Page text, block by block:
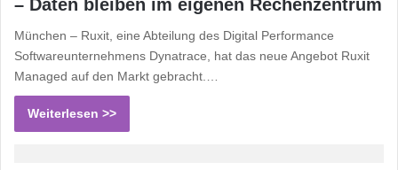
– Daten bleiben im eigenen Rechenzentrum
München – Ruxit, eine Abteilung des Digital Performance
Softwareunternehmens Dynatrace, hat das neue Angebot Ruxit
Managed auf den Markt gebracht.…
Weiterlesen >>